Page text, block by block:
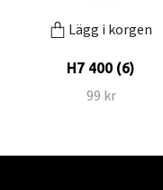
Lägg i korgen
H7 400 (6)
99 kr